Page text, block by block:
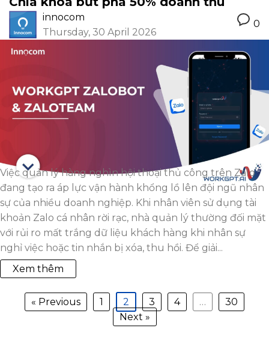
innocom
Thursday, 30 April 2026
0
Việc quản lý hàng nghìn hội thoại thủ công trên Zalo
đang tạo ra áp lực vận hành khổng lồ lên đội ngũ nhân
sự của nhiều doanh nghiệp. Khi nhân viên sử dụng tài
khoản Zalo cá nhân rời rạc, nhà quản lý thường đối mặt
với rủi ro mất trắng dữ liệu khách hàng khi nhân sự
nghỉ việc hoặc tin nhắn bị xóa, thu hồi. Để giải...
Xem thêm
« Previous 1 2 3 4 …
30
Next »